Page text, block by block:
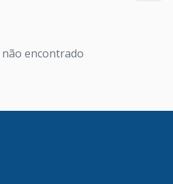
encontrado